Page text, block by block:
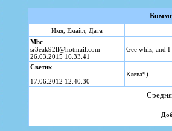
Имя, Емайл, Дата
Mbc
sr3eak92ll@hotmail.com
26.03.2015 16:33:41
Gee whiz, and
Светик
17.06.2012 12:40:30
Клева*)